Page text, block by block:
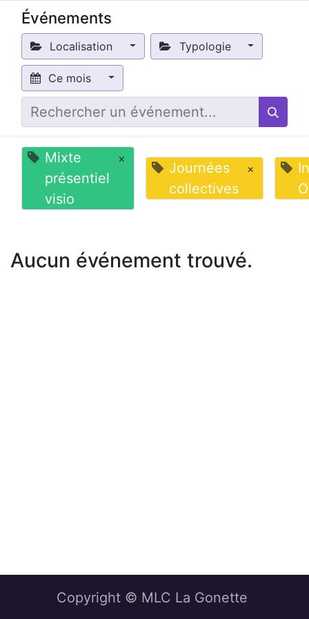
Événements
Localisation Typologie
Ce mois
Mixte
présentiel
visio
×
Journées
collectives
×
Aucun événement trouvé.
Copyright © MLC La Gonette